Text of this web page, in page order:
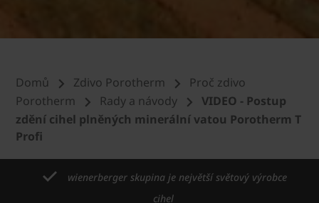
Domů Zdivo Porotherm
Proč zdivo
Porotherm
Rady a návody
VIDEO - Postup
zdění cihel plněných minerální vatou Porotherm T
Profi
wienerberger skupina je největší světový výrobce
cihel